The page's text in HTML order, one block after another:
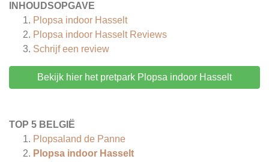
INHOUDSOPGAVE
Plopsa indoor Hasselt
Plopsa indoor HasseltReviews
Schrijf een review
Bekijk hier het pretpark Plopsa indoor Hasselt
TOP 5 BELGIË
Plopsaland de Panne
Plopsa indoor Hasselt